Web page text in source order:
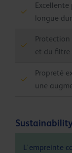
longue
Protection
et du filtre
Propreté
une
L'empreinte